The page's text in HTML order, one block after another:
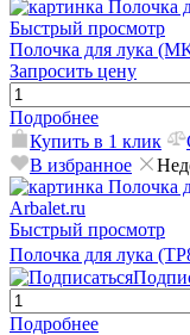
Быстрый просмотр
Полочка для лука
Запросить цену
Подробнее
Купить в 1 клик
В избранное
Быстрый просмотр
Полочка для лука
Подробнее